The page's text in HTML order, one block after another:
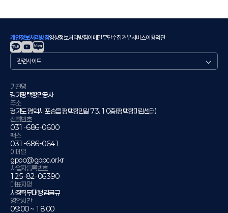
개인정보처리방침영상정보처리방침이메일무단수집거부서비스이용약관
관
련
이
트
기관명
경기평택항만공사
주소
경기도 평택시 포승읍 평택항만길 73. 10층(평택항마린센터)
전화번호
031-686-0600
팩스
031-686-0641
이메일
gppc@gppc.or.kr
사업자등록번호
125-82-06390
대표자명
사장직무대행 김금규
영업시간
09:00 ~ 18:00